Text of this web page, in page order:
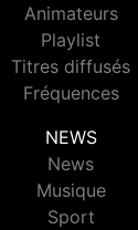
Animateurs
Playlist
Titres diffusés
Fréquences
NEWS
News
Musique
Sport